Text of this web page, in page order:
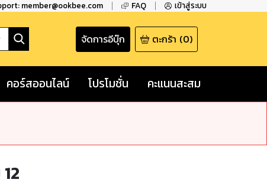
member@ookbee.com FAQ เข้าสู่ระบบ
จัดการอีบุ๊ก ตะกร้า (0)
คอร์สออนไลน์ โปรโมชั่น คะแนนสะสม